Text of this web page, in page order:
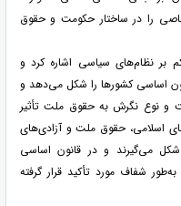
را در ساختار حکومت و حقوق
نظام‌های سیاسی اشاره کرد و
اساسی کشورها را شکل می‌دهد و
و نوع نگرش به حقوق ملت تأثیر
اسلامی، حقوق ملت و آزادی‌های
می‌گیرند و در قانون اساسی
شفاف مورد تأکید قرار گرفته